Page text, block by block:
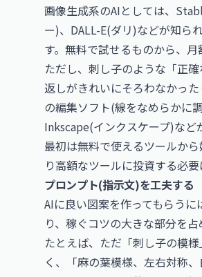
画像生成系のAIとしては、
ー)、DALL-E(ダリ)などが知ら
す。無料で試せるものから、月
ただし、刺し子のような「正
返しがきれいにそろわなかっ
の編集ソフト(線をなめらかに
Inkscape(インクスケープ)など
最初は無料で使えるツールか
り高額なツールに投資する必要
プロンプト(指示文)を工夫する
AIに良い図案を作ってもらう
り、稼ぐコツの大きな部分を占
たとえば、ただ「刺し子の模
く、「麻の葉模様、左右対称